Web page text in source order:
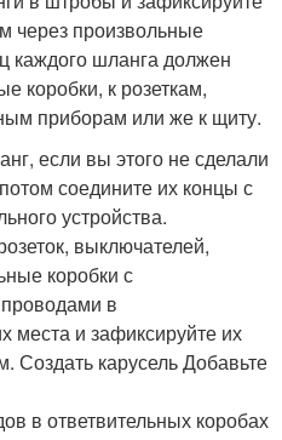
через произвольные
каждого шланга должен
коробки, к розеткам,
приборам или же к щиту.
если вы этого не сделали
соедините их концы с
устройства.
выключателей,
коробки с
в
места и зафиксируйте их
Создать карусель Добавьте
в ответвительных коробах